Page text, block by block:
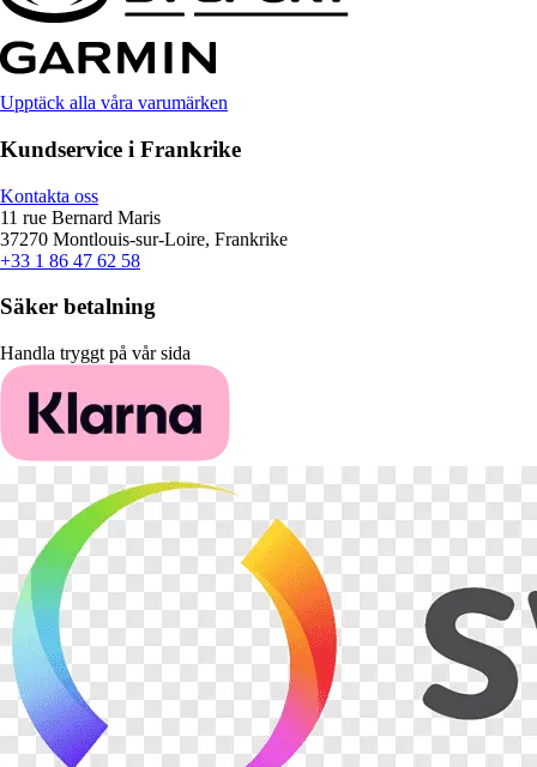
Upptäck alla våra varumärken
Kundservice i Frankrike
Kontakta oss
11 rue Bernard Maris
37270 Montlouis-sur-Loire, Frankrike
+33 1 86 47 62 58
Säker betalning
Handla tryggt på vår sida